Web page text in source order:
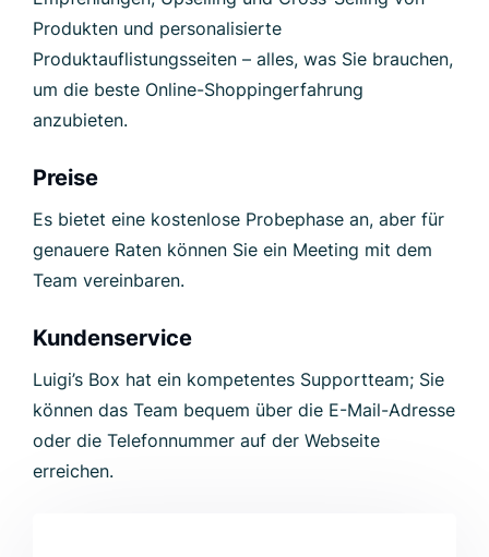
Produkten und personalisierte
Produktauflistungsseiten – alles, was Sie brauchen,
um die beste Online-Shoppingerfahrung
anzubieten.
Preise
Es bietet eine kostenlose Probephase an, aber für
genauere Raten können Sie ein Meeting mit dem
Team vereinbaren.
Kundenservice
Luigi’s Box hat ein kompetentes Supportteam; Sie
können das Team bequem über die E-Mail-Adresse
oder die Telefonnummer auf der Webseite
erreichen.